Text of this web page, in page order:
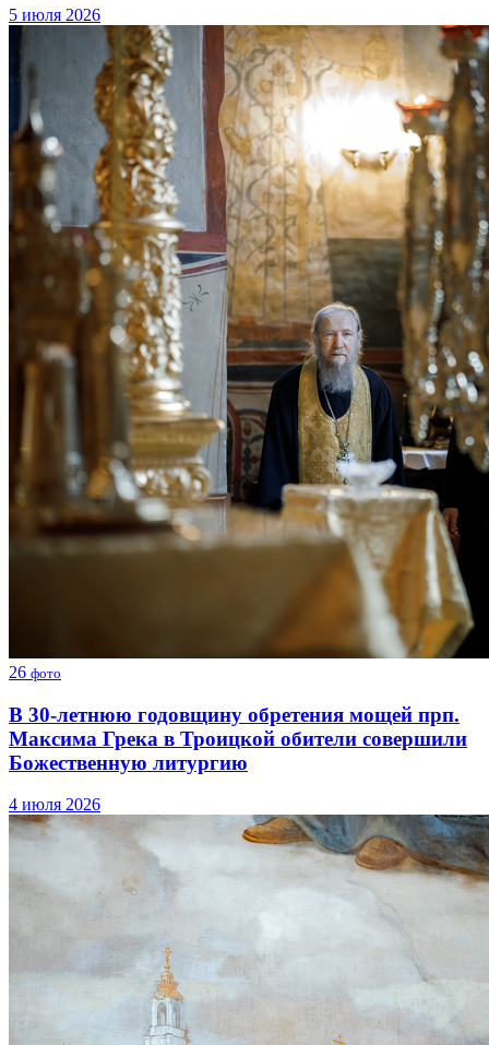
5 июля 2026
26 фото
В 30-летнюю годовщину обретения мощей прп.
Максима Грека в Троицкой обители совершили
Божественную литургию
4 июля 2026